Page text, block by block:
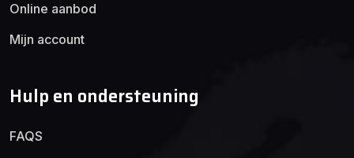
Online aanbod
Mijn account
Hulp en ondersteuning
FAQS